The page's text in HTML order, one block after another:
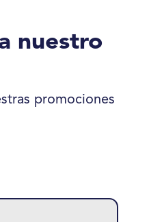
nuestro
promociones